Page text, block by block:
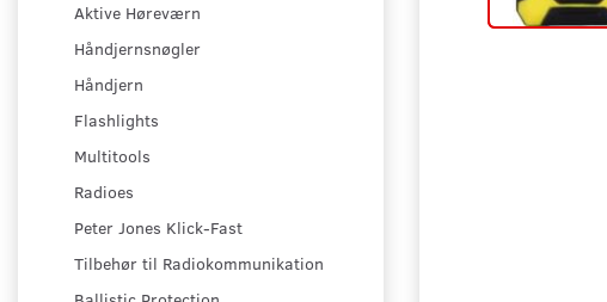
Aktive Høreværn
Håndjernsnøgler
Håndjern
Flashlights
Multitools
Radioes
Peter Jones Klick-Fast
Tilbehør til Radiokommunikation